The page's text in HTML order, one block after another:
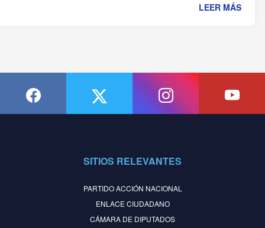
LEER MÁS
SITIOS RELEVANTES
PARTIDO ACCIÓN NACIONAL
ENLACE CIUDADANO
CÁMARA DE DIPUTADOS